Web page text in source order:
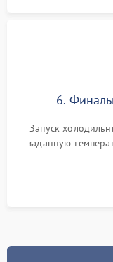
6.
Запуск
заданную
компрессора,